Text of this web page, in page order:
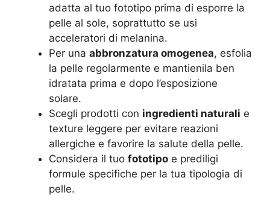
adatta al tuo fototipo prima di esporre la
pelle al sole, soprattutto se usi
acceleratori di melanina.
Per una abbronzatura omogenea, esfolia
la pelle regolarmente e mantienila ben
idratata prima e dopo l’esposizione
solare.
Scegli prodotti con ingredienti naturali e
texture leggere per evitare reazioni
allergiche e favorire la salute della pelle.
Considera il tuo fototipo e prediligi
formule specifiche per la tua tipologia di
pelle.